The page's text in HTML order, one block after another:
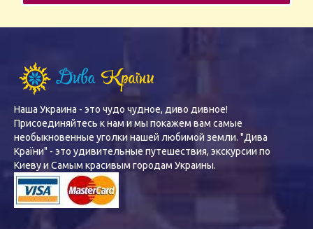
Наша Украина - это чудо чудное, диво дивное!
Присоединяйтесь к нам и мы покажем вам самые
необыкновенные уголки нашей любимой земли. "Дива
Країни" - это удивительные путешествия, экскурсии по
Киеву и Самым красивым городам Украины.